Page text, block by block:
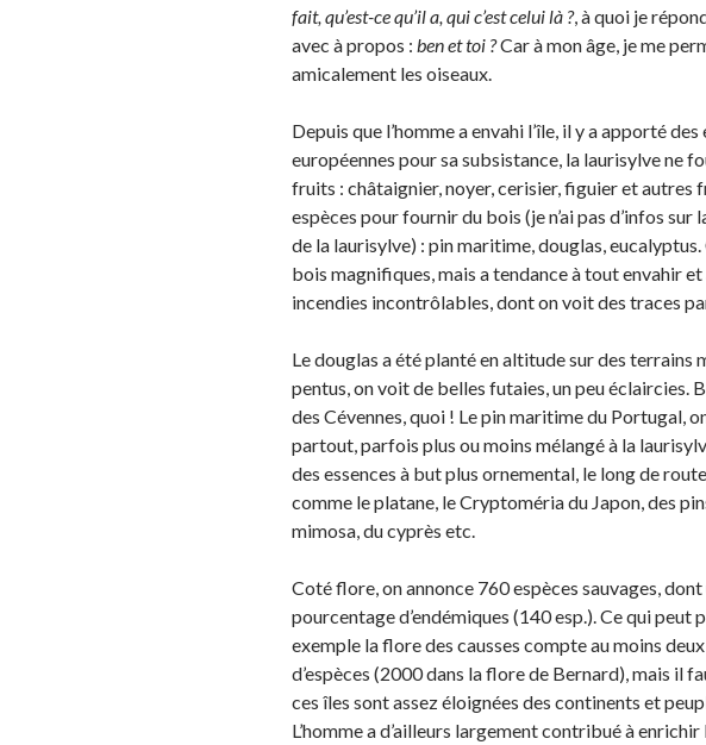
fait, qu’est-ce qu’il a, qui c’est celui là ?, à quoi je
avec à propos : ben et toi ?Car à mon âge, je me
amicalement les oiseaux.
Depuis que l’homme a envahi l’île, il y a apporté des
européennes pour sa subsistance, la laurisylve ne
fruits : châtaignier, noyer, cerisier, figuier et autres
espèces pour fournir du bois (je n’ai pas d’infos sur
de la laurisylve) : pin maritime, douglas,
bois magnifiques, mais a tendance à tout envahir
incendies incontrôlables, dont on voit des traces
Le douglas a été planté en altitude sur des terrains
pentus, on voit de belles futaies, un peu éclaircies.
des Cévennes, quoi ! Le pin maritime du Portugal,
partout, parfois plus ou moins mélangé à la
des essences à but plus ornemental, le long de
comme le platane, le Cryptoméria du Japon, des
mimosa, du cyprès etc.
Coté flore, on annonce 760 espèces sauvages,
pourcentage d’endémiques (140 esp.). Ce qui peut
exemple la flore des causses compte au moins
d’espèces (2000 dans la flore de Bernard), mais il
ces îles sont assez éloignées des continents et
L’homme a d’ailleurs largement contribué à